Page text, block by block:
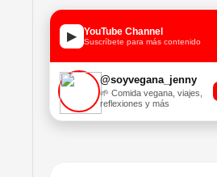
▶ YouTube Channel
Suscríbete para más contenido
@soyvegana_jenny
🌱 Comida vegana, viajes,
reflexiones y más